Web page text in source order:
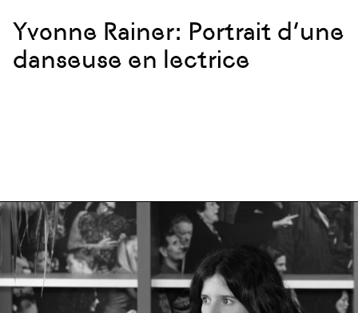
Yvonne Rainer: Portrait d’une
danseuse en lectrice